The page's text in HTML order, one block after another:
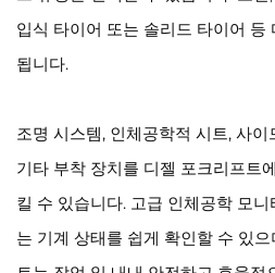
입식 타이어 또는 솔리드 타이어 등
됩니다.
조명 시스템, 인체공학적 시트, 사
기타 부착 장치를 디젤 포크리프트
킬 수 있습니다. 고급 인체공학 모
는 기계 상태를 쉽게 확인할 수 있